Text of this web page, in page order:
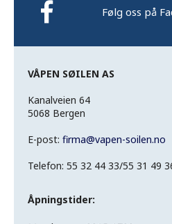
Følg oss på
VÅPEN SØILEN AS
Kanalveien 64
5068 Bergen
E-post: firma@vapen-soilen.no
Telefon: 55 32 44 33/55 31 49
Åpningstider: